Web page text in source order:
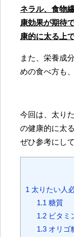
ネラル、食物
康効果が期待
康的に太る上
また、栄養成
めの食べ方も
今回は、太り
の健康的に太
ぜひ参考にし
1 太りたい人
1.1 糖質
1.2ビタミ
1.3オリゴ